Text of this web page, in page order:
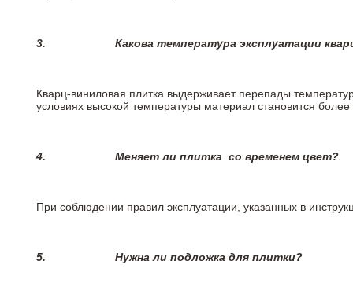
3. Какова температура эксплуатации
Кварц-виниловая плитка выдерживает перепады
условиях высокой температуры материал становится
4. Меняет ли плитка со временем цвет?
При соблюдении правил эксплуатации, указанных в
5. Нужна ли подложка для плитки?